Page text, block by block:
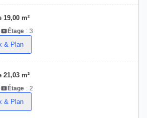
19,00 m²
Étage : 3
& Plan
21,03 m²
Étage : 2
& Plan